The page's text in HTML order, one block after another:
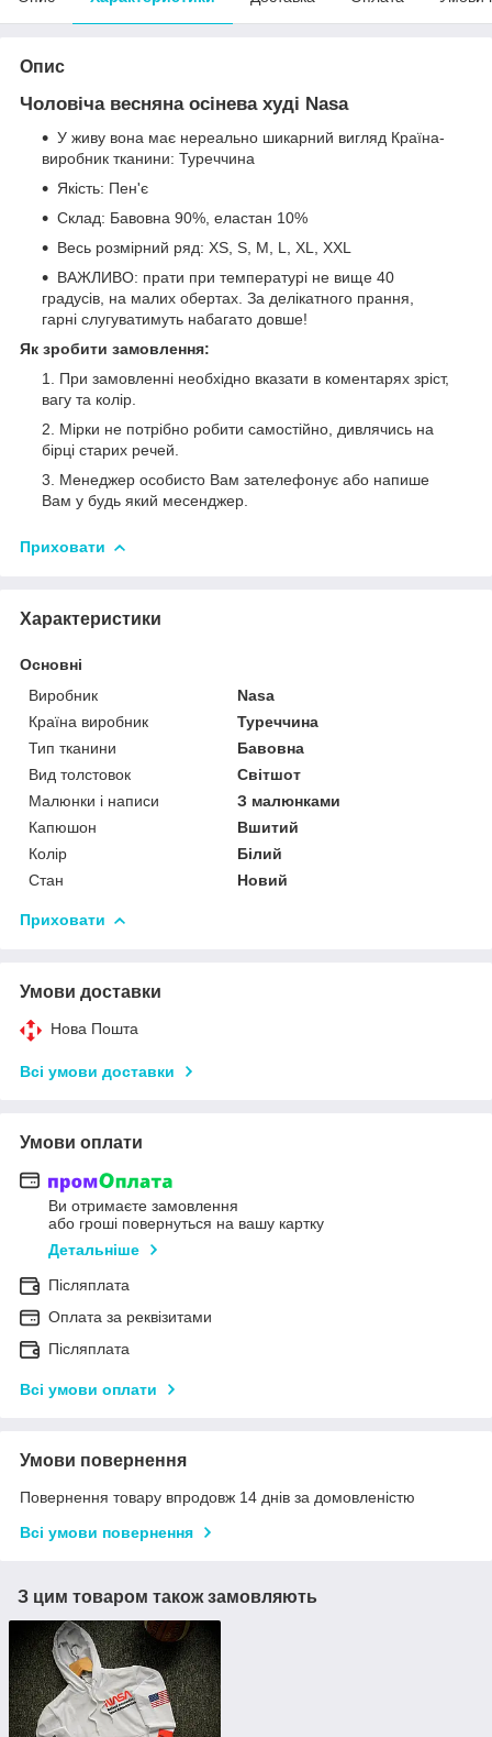
Опис
Чоловіча весняна осінева худі Nasa
У живу вона має нереально шикарний вигляд Країна-
виробник тканини: Туреччина
Якість: Пен'є
Склад: Бавовна 90%, еластан 10%
Весь розмірний ряд: XS, S, M, L, XL, XXL
ВАЖЛИВО: прати при температурі не вище 40
градусів, на малих обертах. За делікатного прання,
гарні слугуватимуть набагато довше!
Як зробити замовлення:
При замовленні необхідно вказати в коментарях зріст,
вагу та колір.
Мірки не потрібно робити самостійно, дивлячись на
бірці старих речей.
Менеджер особисто Вам зателефонує або напише
Вам у будь який месенджер.
Приховати
Характеристики
Основні
Виробник
Nasa
Країна виробник
Туреччина
Тип тканини
Бавовна
Вид толстовок
Світшот
Малюнки і написи
З малюнками
Капюшон
Вшитий
Колір
Білий
Стан
Новий
Приховати
Умови доставки
Нова Пошта
Всі умови доставки
Умови оплати
Ви отримаєте замовлення
або гроші повернуться на вашу картку
Детальніше
Післяплата
Оплата за реквізитами
Післяплата
Всі умови оплати
Умови повернення
Повернення товару впродовж 14 днів за домовленістю
Всі умови повернення
З цим товаром також замовляють